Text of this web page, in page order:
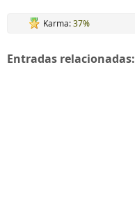
Karma:37%
Entradas relacionadas: